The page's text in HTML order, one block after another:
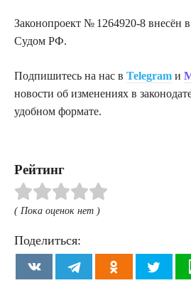
Законопроект № 1264920-8 внесён
Судом РФ.
Подпишитесь на нас в Telegram и
новости об изменениях в
удобном формате.
Рейтинг
( Пока оценок нет )
Поделиться: